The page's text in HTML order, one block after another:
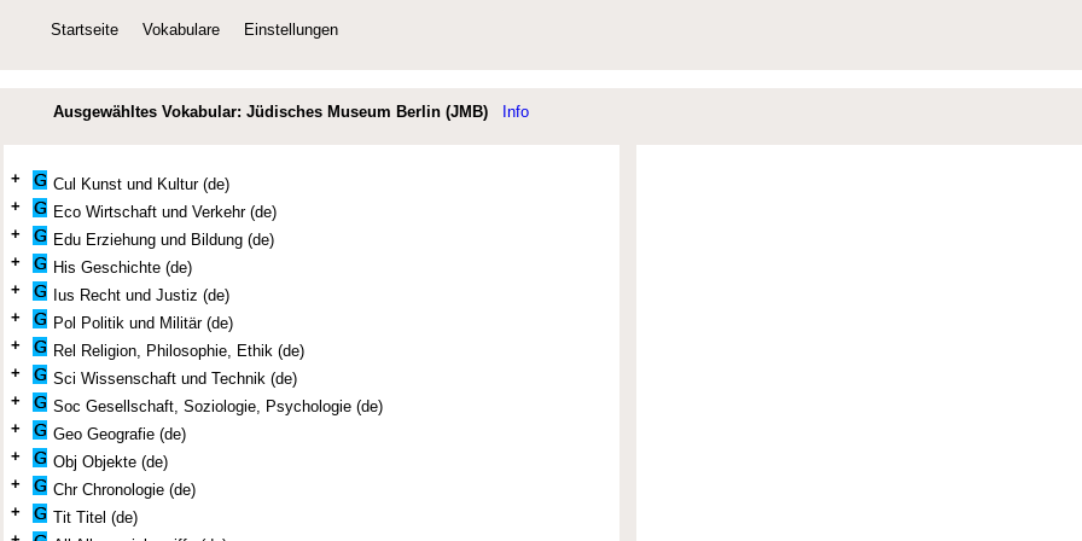
Startseite Vokabulare Einstellungen
Ausgewähltes Vokabular: Jüdisches Museum Berlin (JMB) Info
+
Cul Kunst und Kultur (de)
+
Eco Wirtschaft und Verkehr (de)
+
Edu Erziehung und Bildung (de)
+
His Geschichte (de)
+
Ius Recht und Justiz (de)
+
Pol Politik und Militär (de)
+
Rel Religion, Philosophie, Ethik (de)
+
Sci Wissenschaft und Technik (de)
+
Soc Gesellschaft, Soziologie, Psychologie (de)
+
Geo Geografie (de)
+
Obj Objekte (de)
+
Chr Chronologie (de)
+
Tit Titel (de)